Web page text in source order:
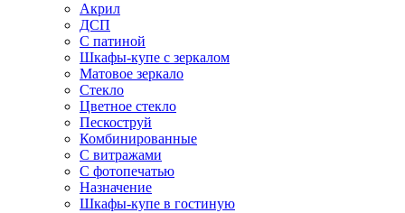
Акрил
ДСП
С патиной
Шкафы-купе с зеркалом
Матовое зеркало
Стекло
Цветное стекло
Пескоструй
Комбинированные
С витражами
С фотопечатью
Назначение
Шкафы-купе в гостиную